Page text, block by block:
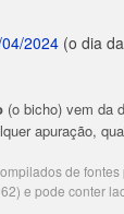
2024 (o dia
(o bicho) vem da
apuração,
de
e pode conter